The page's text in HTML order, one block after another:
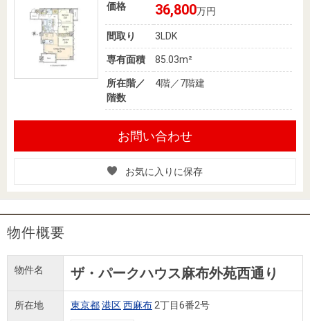
価格 36,800万円
間取り 3LDK
専有面積 85.03m²
所在階／
階数
4階／7階建
お問い合わせ
お気に入りに保存
物件概要
物件名 ザ・パークハウス麻布外苑西通り
所在地 東京都港区西麻布 2丁目6番2号